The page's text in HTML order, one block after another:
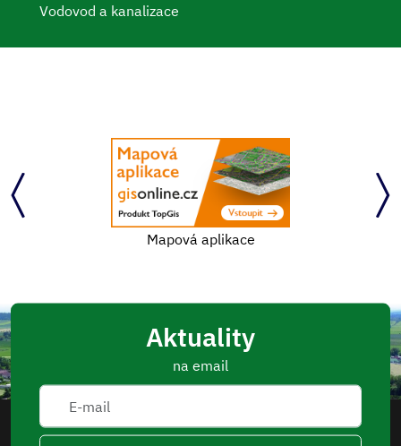
Vodovod a kanalizace
Mapová aplikace
Aktuality
na email